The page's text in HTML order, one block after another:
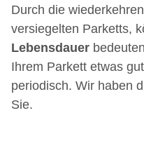
Durch die
versiegelten Parketts,
Lebensdauer
Ihrem Parkett etwas
periodisch. Wir haben
Sie.